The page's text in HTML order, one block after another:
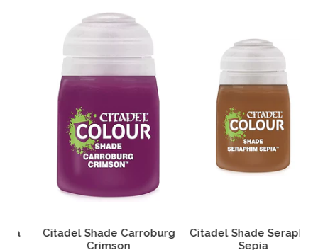
Citadel Shade Carroburg
Crimson
Citadel Shade Seraphim
Sepia